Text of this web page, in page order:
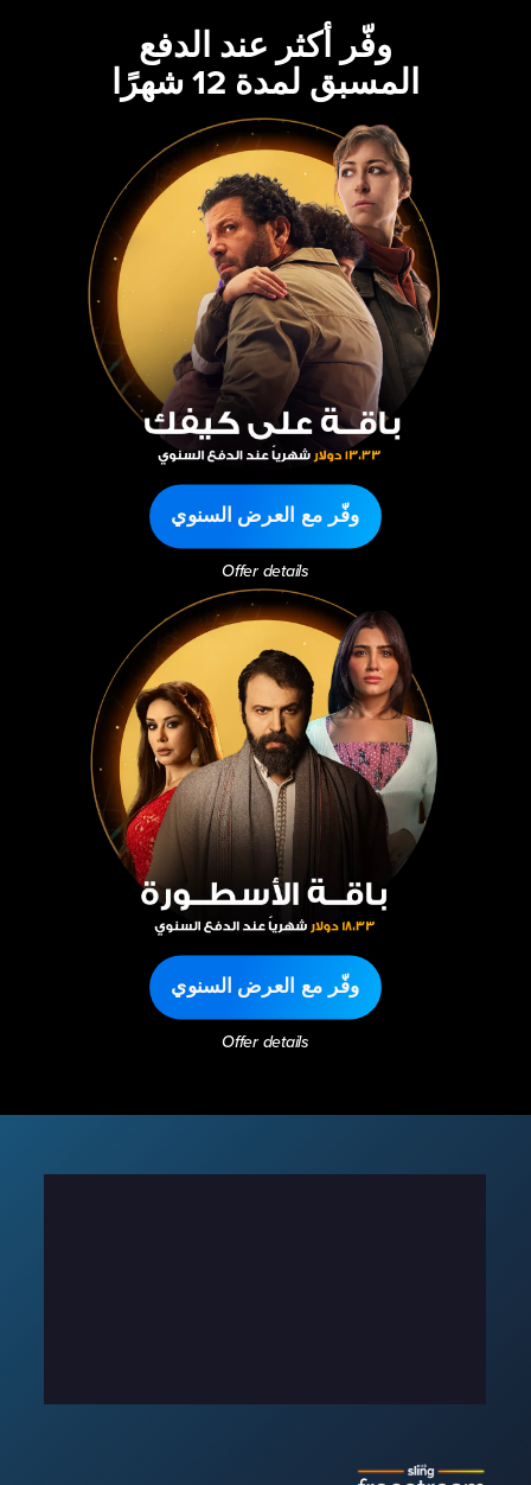
وفّر أكثر عند الدفع
المسبق لمدة 12 شهرًا
وفّر مع العرض السنوي
Offer details
وفّر مع العرض السنوي
Offer details